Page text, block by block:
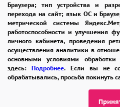
Браузера; тип устройства и
перехода на сайт; язык ОС и
метрической системы
работоспособности и улучшения
личного кабинета, проведения
осуществления аналитики в
основными условиями
здесь: Подробнее. Если вы не
обрабатывались, просьба покинуть
2026 © "Доставка
Открыть ИП поможет